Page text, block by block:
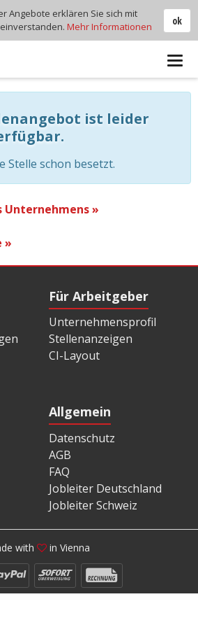
ist leider
Stelle schon besetzt.
Unternehmens »
»
Für Arbeitgeber
Unternehmensprofil
Stellenanzeigen
CI-Layout
Allgemein
Datenschutz
AGB
FAQ
Jobleiter Deutschland
Jobleiter Schweiz
with in Vienna
ok
Angebote erklären Sie sich mit
Mehr Informationen